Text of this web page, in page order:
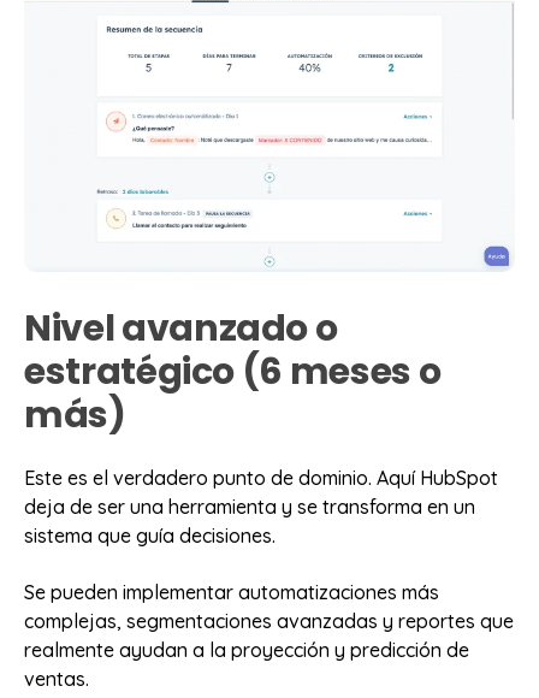
Nivel avanzado o
estratégico (6 meses o
más)
Este es el verdadero punto de dominio. Aquí HubSpot
deja de ser una herramienta y se transforma en un
sistema que guía decisiones.
Se pueden implementar automatizaciones más
complejas, segmentaciones avanzadas y reportes que
realmente ayudan a la proyección y predicción de
ventas.